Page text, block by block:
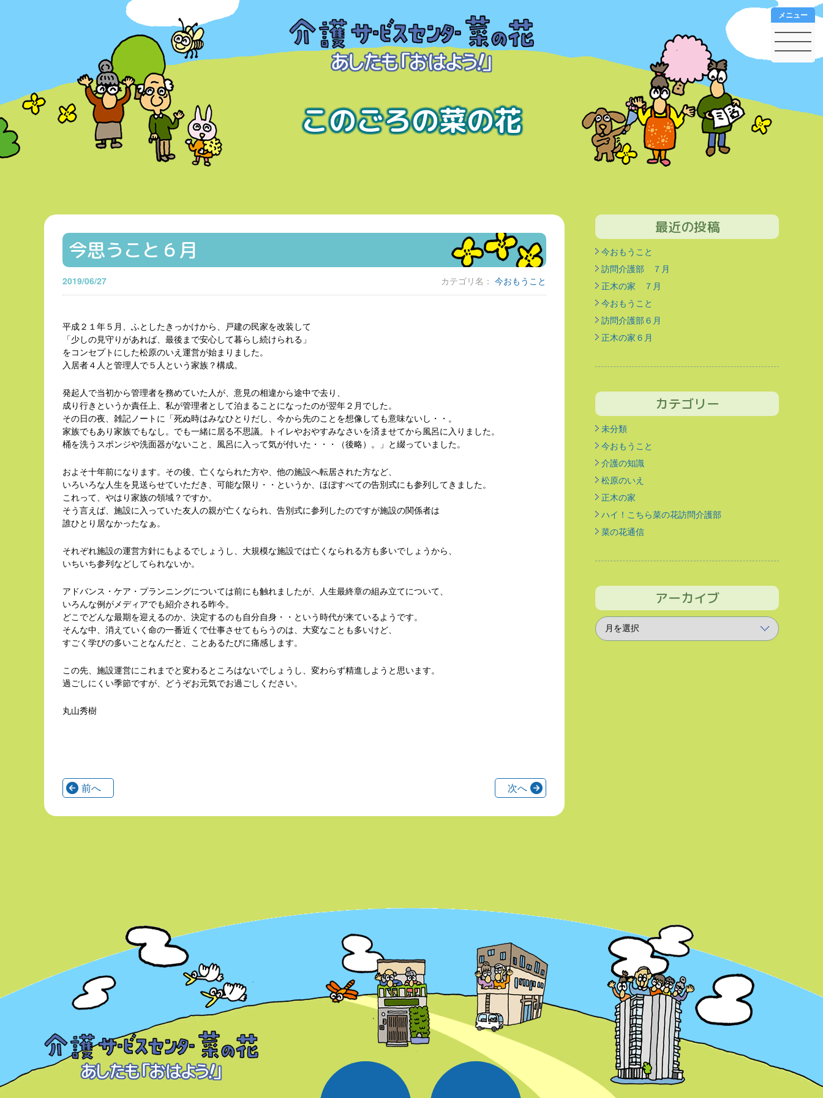
このごろの菜の花
メニュー
今思うこと６月
2019/06/27 カテゴリ名： 今おもうこと
平成２１年５月、ふとしたきっかけから、戸建の民家を改装して
「少しの見守りがあれば、最後まで安心して暮らし続けられる」
をコンセプトにした松原のいえ運営が始まりました。
入居者４人と管理人で５人という家族？構成。
発起人で当初から管理者を務めていた人が、意見の相違から途中で去り、
成り行きというか責任上、私が管理者として泊まることになったのが翌年２月でした。
その日の夜、雑記ノートに「死ぬ時はみなひとりだし、今から先のことを想像しても意味ないし・・。
家族でもあり家族でもなし。でも一緒に居る不思議。トイレやおやすみなさいを済ませてから風呂に入りました。
桶を洗うスポンジや洗面器がないこと、風呂に入って気が付いた・・・（後略）。」と綴っていました。
およそ十年前になります。その後、亡くなられた方や、他の施設へ転居された方など、
いろいろな人生を見送らせていただき、可能な限り・・というか、ほぼすべての告別式にも参列してきました。
これって、やはり家族の領域？ですか。
そう言えば、施設に入っていた友人の親が亡くなられ、告別式に参列したのですが施設の関係者は
誰ひとり居なかったなぁ。
それぞれ施設の運営方針にもよるでしょうし、大規模な施設では亡くなられる方も多いでしょうから、
いちいち参列などしてられないか。
アドバンス・ケア・プランニングについては前にも触れましたが、人生最終章の組み立てについて、
いろんな例がメディアでも紹介される昨今。
どこでどんな最期を迎えるのか、決定するのも自分自身・・という時代が来ているようです。
そんな中、消えていく命の一番近くで仕事させてもらうのは、大変なことも多いけど、
すごく学びの多いことなんだと、ことあるたびに痛感します。
この先、施設運営にこれまでと変わるところはないでしょうし、変わらず精進しようと思います。
過ごしにくい季節ですが、どうぞお元気でお過ごしください。
丸山秀樹
前へ 次へ
最近の投稿
今おもうこと
訪問介護部 ７月
正木の家 ７月
今おもうこと
訪問介護部６月
正木の家６月
カテゴリー
未分類
今おもうこと
介護の知識
松原のいえ
正木の家
ハイ！こちら菜の花訪問介護部
菜の花通信
アーカイブ